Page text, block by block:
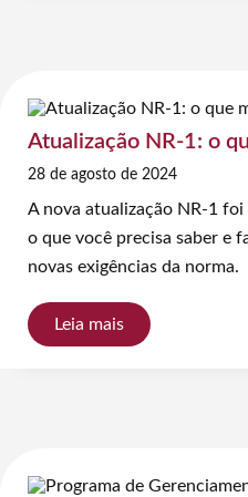
Atualização NR-1: o
28 de agosto de 2024
A nova atualização NR-1
o que você precisa saber e
novas exigências da norma.
Leia mais